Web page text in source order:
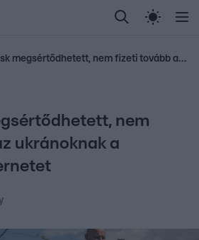
Randi Celeb vagyok,
Most Wanted Gallusz
Elon Musk megsértődhetett, nem fizeti tovább az ukránoknak a műholdas internetet
nem
ukránoknak a